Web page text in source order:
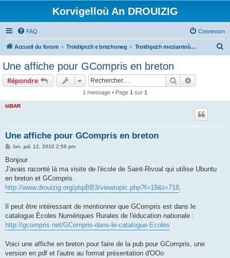
Korvigelloù An DROUIZIG
FAQ Connexion
Accueil du forum Troidigezh e brezhoneg Troidigezh meziantoù all (frank a wirioù evit an darn vrasañ anezho)
Une affiche pour GCompris en breton
Répondre Rechercher
1 message • Page 1 sur 1
bIBAR
Une affiche pour GCompris en breton
M
s
a
g
lun. juil. 12, 2010 2:56 pm
Bonjour
J'avais raconté là ma visite de l'école de Saint-Rivoal qui utilise Ubuntu
en breton et GCompris.
http://www.drouizig.org/phpBB3/viewtopic.php?f=19&t=718.
Il peut être intéressant de mentionner que GCompris est dans le
catalogue Écoles Numériques Rurales de l'éducation nationale :
http://gcompris.net/GCompris-dans-le-catalogue-Ecoles
Voici une affiche en breton pour faire de la pub pour GCompris, une
version en pdf et l'autre au format présentation d'OOo